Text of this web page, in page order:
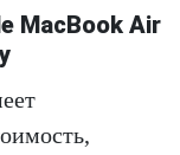
MacBook Air